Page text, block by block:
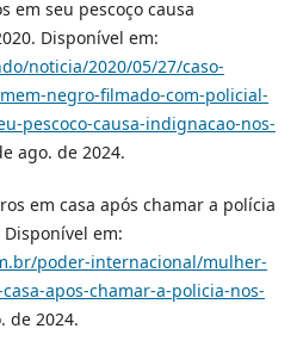
em seu pescoço causa
Disponível em:
noticia/2020/05/27/caso-
negro-filmado-com-policial-
pescoco-causa-indignacao-nos-
ago. de 2024.
em casa após chamar a polícia
Disponível em:
poder-internacional/mulher-
apos-chamar-a-policia-nos-
de 2024.